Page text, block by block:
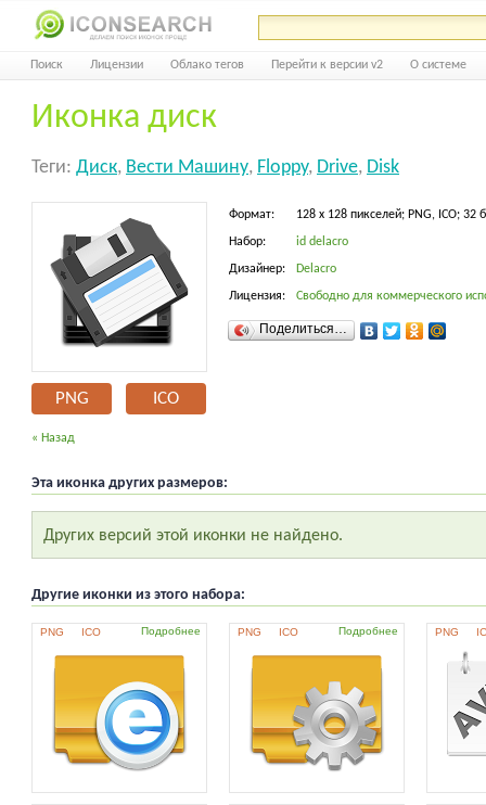
Поиск Лицензии Облако тегов Перейти к версии v2 О системе
Иконка диск
Теги: Диск, Вести Машину, Floppy, Drive, Disk
PNG ICO
Формат: 128 x 128 пикселей; PNG, ICO; 32
Набор: id delacro
Дизайнер: Delacro
Лицензия: Свободно для коммерческого
Поделиться…
« Назад
Эта иконка других размеров:
Других версий этой иконки не найдено.
Другие иконки из этого набора:
PNG ICO Подробнее PNG ICO Подробнее PNG